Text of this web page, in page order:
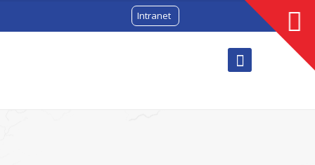
Intranet